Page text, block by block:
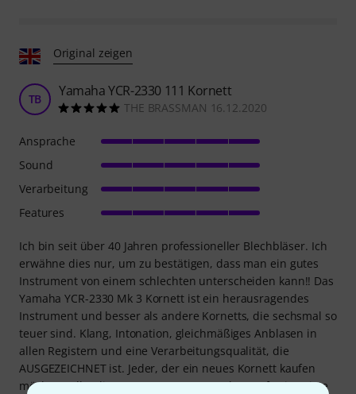
Original zeigen
TB Yamaha YCR-2330 111 Kornett
THE BRASSMAN 16.12.2020
Ich bin seit über 40 Jahren professioneller Blechbläser. Ich
erwähne dies nur, um zu bestätigen, dass man ein gutes
Instrument von einem schlechten unterscheiden kann!! Das
Yamaha YCR-2330 Mk 3 Kornett ist ein herausragendes
Instrument und besser als andere Kornetts, die sechsmal so
teuer sind. Klang, Intonation, gleichmäßiges Anblasen in
allen Registern und eine Verarbeitungsqualität, die
AUSGEZEICHNET ist. Jeder, der ein neues Kornett kaufen
möchte, sollte dieses Instrument ganz oben auf seine Liste
Ansprache
Sound
Verarbeitung
Features